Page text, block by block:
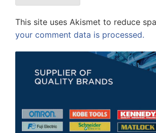
This site uses Akismet to reduce
your comment data is processed.